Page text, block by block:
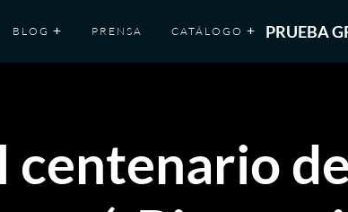
BLOG PRENSA CATÁLOGO PRUEBA
centenario